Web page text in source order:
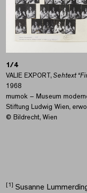
1/4
VALIE EXPORT, Sehtext
1968
mumok – Museum
Stiftung Ludwig Wien,
© Bildrecht, Wien
[1] Susanne